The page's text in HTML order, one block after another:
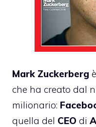
Mark Zuckerberg
che ha creato dal
milionario:
quella del CEO di